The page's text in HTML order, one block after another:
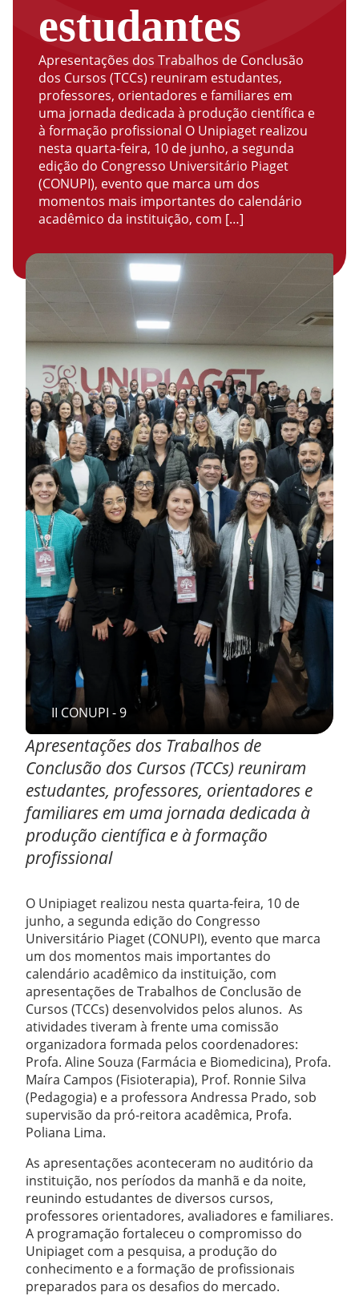
estudantes
Apresentações dos Trabalhos de Conclusão
dos Cursos (TCCs) reuniram estudantes,
professores, orientadores e familiares em
uma jornada dedicada à produção científica e
à formação profissional O Unipiaget realizou
nesta quarta-feira, 10 de junho, a segunda
edição do Congresso Universitário Piaget
(CONUPI), evento que marca um dos
momentos mais importantes do calendário
acadêmico da instituição, com […]
II CONUPI - 9
Apresentações dos Trabalhos de
Conclusão dos Cursos (TCCs) reuniram
estudantes, professores, orientadores e
familiares em uma jornada dedicada à
produção científica e à formação
profissional
O Unipiaget realizou nesta quarta-feira, 10 de
junho, a segunda edição do Congresso
Universitário Piaget (CONUPI), evento que marca
um dos momentos mais importantes do
calendário acadêmico da instituição, com
apresentações de Trabalhos de Conclusão de
Cursos (TCCs) desenvolvidos pelos alunos. As
atividades tiveram à frente uma comissão
organizadora formada pelos coordenadores:
Profa. Aline Souza (Farmácia e Biomedicina), Profa.
Maíra Campos (Fisioterapia), Prof. Ronnie Silva
(Pedagogia) e a professora Andressa Prado, sob
supervisão da pró-reitora acadêmica, Profa.
Poliana Lima.
As apresentações aconteceram no auditório da
instituição, nos períodos da manhã e da noite,
reunindo estudantes de diversos cursos,
professores orientadores, avaliadores e familiares.
A programação fortaleceu o compromisso do
Unipiaget com a pesquisa, a produção do
conhecimento e a formação de profissionais
preparados para os desafios do mercado.